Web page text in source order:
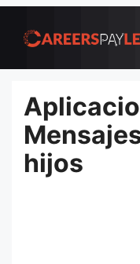
para
conteúdo
hijos